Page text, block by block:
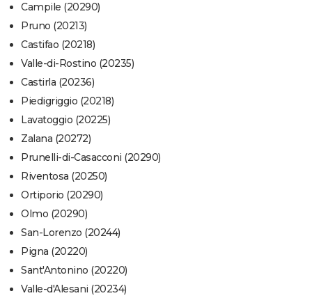
Campile (20290)
Pruno (20213)
Castifao (20218)
Valle-di-Rostino (20235)
Castirla (20236)
Piedigriggio (20218)
Lavatoggio (20225)
Zalana (20272)
Prunelli-di-Casacconi (20290)
Riventosa (20250)
Ortiporio (20290)
Olmo (20290)
San-Lorenzo (20244)
Pigna (20220)
Sant'Antonino (20220)
Valle-d'Alesani (20234)